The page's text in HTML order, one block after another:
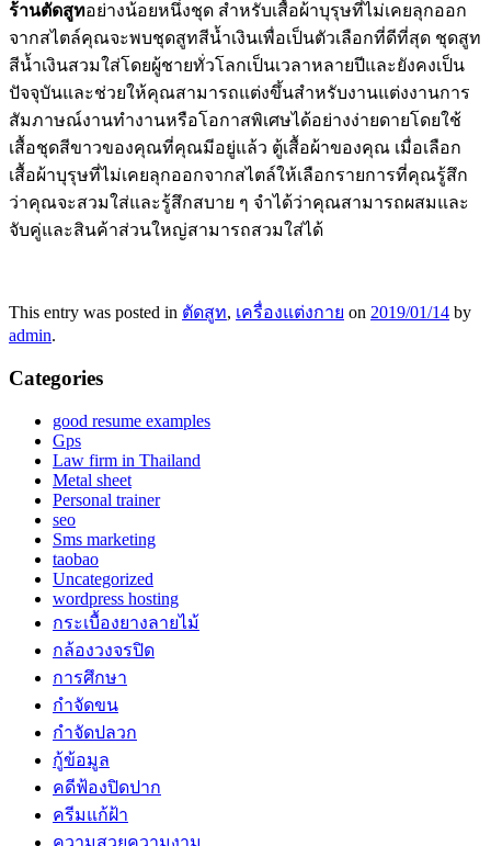
ร้านตัดสูทอย่างน้อยหนึ่งชุด สำหรับเสื้อผ้าบุรุษที่ไม่เคยลุกออก
จากสไตล์คุณจะพบชุดสูทสีน้ำเงินเพื่อเป็นตัวเลือกที่ดีที่สุด ชุดสูท
สีน้ำเงินสวมใส่โดยผู้ชายทั่วโลกเป็นเวลาหลายปีและยังคงเป็น
ปัจจุบันและช่วยให้คุณสามารถแต่งขึ้นสำหรับงานแต่งงานการ
สัมภาษณ์งานทำงานหรือโอกาสพิเศษได้อย่างง่ายดายโดยใช้
เสื้อชุดสีขาวของคุณที่คุณมีอยู่แล้ว ตู้เสื้อผ้าของคุณ เมื่อเลือก
เสื้อผ้าบุรุษที่ไม่เคยลุกออกจากสไตล์ให้เลือกรายการที่คุณรู้สึก
ว่าคุณจะสวมใส่และรู้สึกสบาย ๆ จำได้ว่าคุณสามารถผสมและ
จับคู่และสินค้าส่วนใหญ่สามารถสวมใส่ได้
This entry was posted in ตัดสูท, เครื่องแต่งกาย on 2019/01/14 by
admin.
Categories
good resume examples
Gps
Law firm in Thailand
Metal sheet
Personal trainer
seo
Sms marketing
taobao
Uncategorized
wordpress hosting
กระเบื้องยางลายไม้
กล้องวงจรปิด
การศึกษา
กำจัดขน
กำจัดปลวก
กู้ข้อมูล
คดีฟ้องปิดปาก
ครีมแก้ฝ้า
ความสวยความงาม